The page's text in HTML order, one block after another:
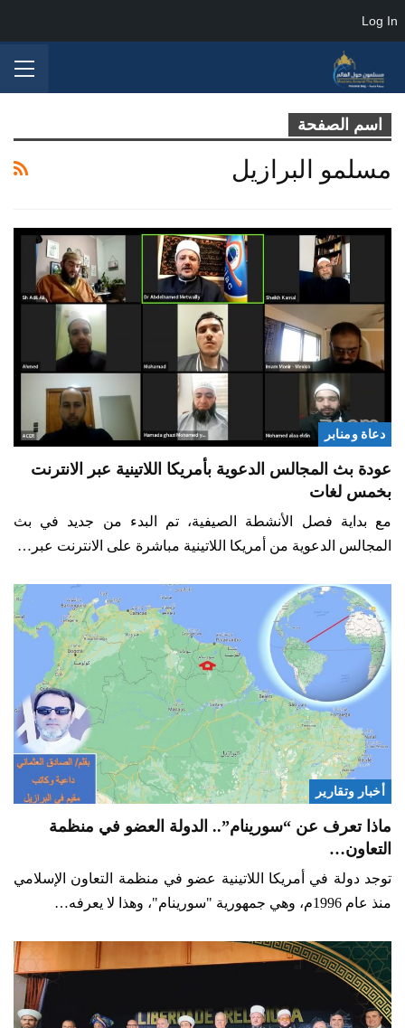
اسم الصفحة
مسلمو البرازيل
دعاة ومنابر
عودة بث المجالس الدعوية بأمريكا اللاتينية عبر الانترنت
بخمس لغات
مع بداية فصل الأنشطة الصيفية، تم البدء من جديد في بث
المجالس الدعوية من أمريكا اللاتينية مباشرة على الانترنت عبر…
أخبار وتقارير
ماذا تعرف عن “سورينام”.. الدولة العضو في منظمة
التعاون…
توجد دولة في أمريكا اللاتينية عضو في منظمة التعاون الإسلامي
منذ عام 1996م، وهي جمهورية "سورينام"، وهذا لا يعرفه…
Log In